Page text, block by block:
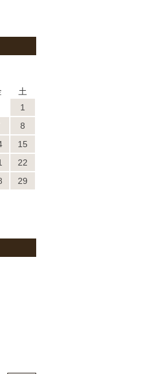
土
1
8
15
22
29